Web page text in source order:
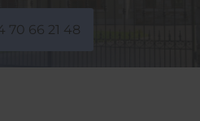
70 66 21 48